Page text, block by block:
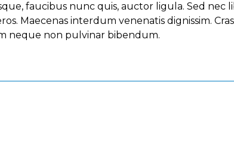
faucibus nunc quis, auctor ligula. Sed nec
Maecenas interdum venenatis dignissim.
neque non pulvinar bibendum.